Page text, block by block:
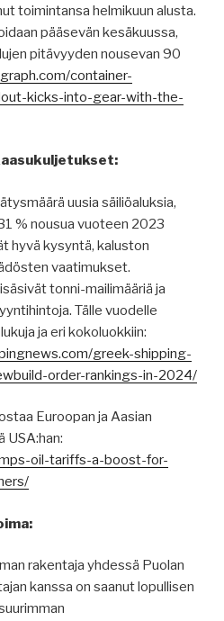
toimintansa helmikuun alusta.
pääsevän kesäkuussa,
pitävyyden nousevan 90
container-
kicks-into-gear-with-the-
uusia säiliöaluksia,
% nousua vuoteen 2023
hyvä kysyntä, kaluston
vaatimukset.
tonni-mailimääriä ja
Tälle vuodelle
ja eri kokoluokkiin:
greek-shipping-
order-rankings-in-2024/
Euroopan ja Aasian
USA:han:
oil-tariffs-a-boost-for-
rakentaja yhdessä Puolan
kanssa on saanut lopullisen